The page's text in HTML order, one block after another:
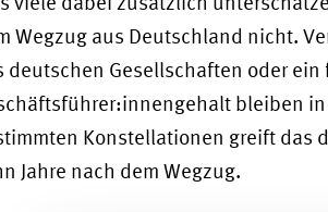
Wegzug aus Deutschland nicht.
deutschen Gesellschaften oder
bleiben
Konstellationen greift das
Jahre nach dem Wegzug.